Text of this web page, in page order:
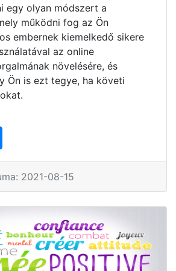
egy olyan módszert a
működni fog az Ön
embernek kiemelkedő sikere
az online
növelésére, és
Ön is ezt tegye, ha követi
2021-08-15